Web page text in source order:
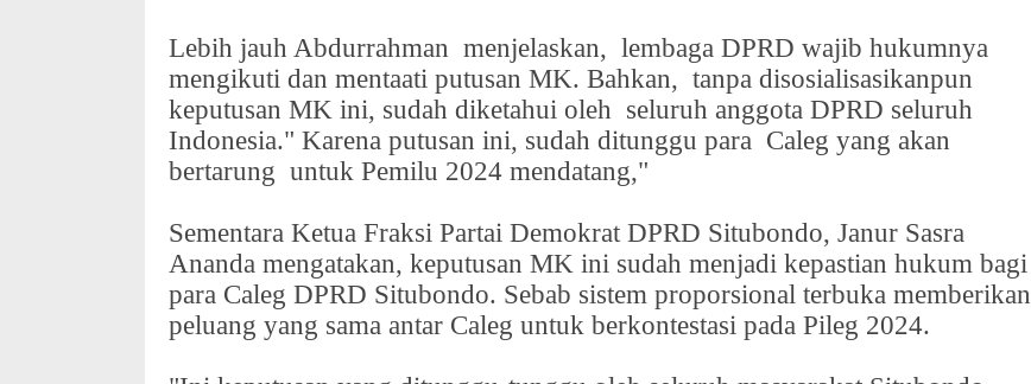
Lebih jauh Abdurrahman menjelaskan, lembaga DPRD wajib hukumnya
mengikuti dan mentaati putusan MK. Bahkan, tanpa disosialisasikanpun
keputusan MK ini, sudah diketahui oleh seluruh anggota DPRD seluruh
Indonesia." Karena putusan ini, sudah ditunggu para Caleg yang akan
bertarung untuk Pemilu 2024 mendatang,"
Sementara Ketua Fraksi Partai Demokrat DPRD Situbondo, Janur Sasra
Ananda mengatakan, keputusan MK ini sudah menjadi kepastian hukum bagi
para Caleg DPRD Situbondo. Sebab sistem proporsional terbuka memberikan
peluang yang sama antar Caleg untuk berkontestasi pada Pileg 2024.